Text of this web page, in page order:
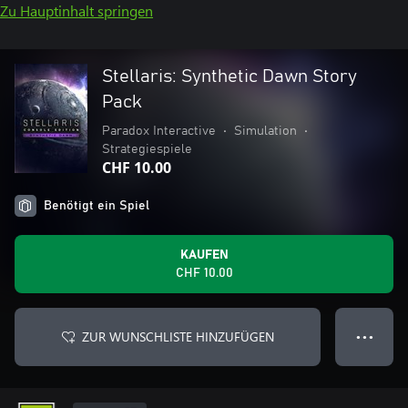
Zu Hauptinhalt springen
Stellaris: Synthetic Dawn Story
Pack
Paradox Interactive • Simulation
•
Strategiespiele
CHF 10.00
Benötigt ein Spiel
KAUFEN
CHF 10.00
ZUR WUNSCHLISTE HINZUFÜGEN ● ● ●